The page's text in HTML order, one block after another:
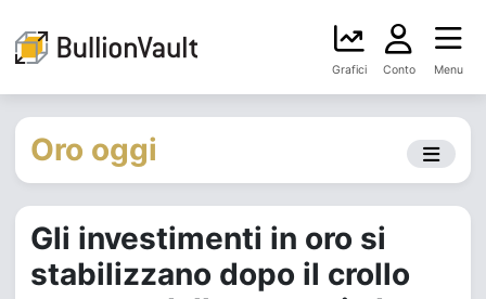
Grafici Conto Menu
Oro oggi
Gli investimenti in oro si
stabilizzano dopo il crollo